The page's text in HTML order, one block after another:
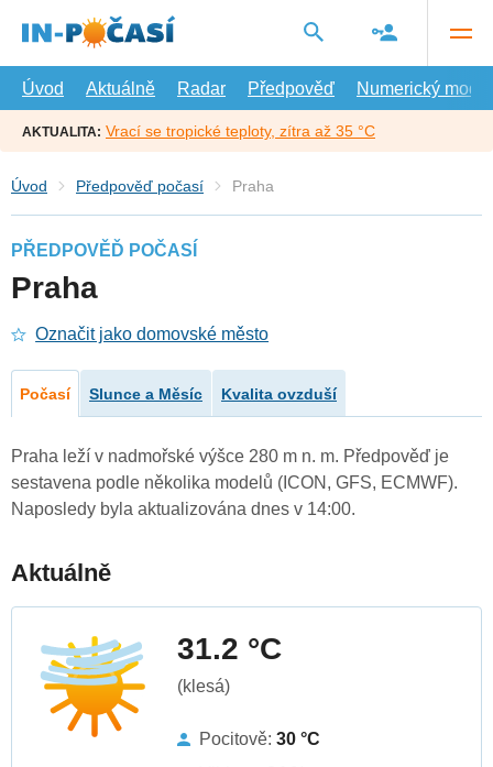
hlavní
Úvod
Aktuálně Radar Předpověď Numerický model
AKTUALITA: Vrací se tropické teploty, zítra až 35 °C
Úvod Předpověď počasí Praha
PŘEDPOVĚĎ POČASÍ
Praha
Označit jako domovské město
Počasí Slunce a Měsíc Kvalita ovzduší
Praha leží v nadmořské výšce 280 m n. m. Předpověď je
sestavena podle několika modelů (ICON, GFS, ECMWF).
Naposledy byla aktualizována dnes v 14:00.
Aktuálně
31.2 °C
(klesá)
Pocitově: 30 °C